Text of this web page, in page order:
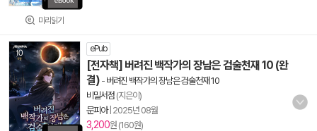
미리읽기
ePub
[전자책] 버려진 백작가의 장남은 검술천재 10 (완
결) - 버려진 백작가의 장남은 검술천재 10
비밀서점 (지은이)
문피아| 2025년 08월
3,200원 (160원)